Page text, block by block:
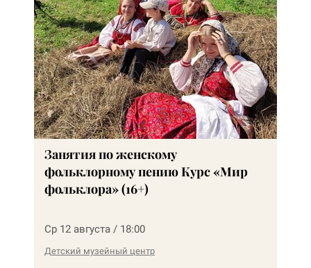
Занятия по женскому
фольклорному пению Курс «Мир
фольклора» (16+)
Ср 12 августа / 18:00
Детский музейный центр